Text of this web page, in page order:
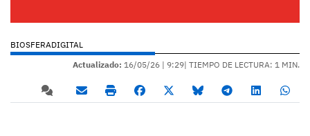
BIOSFERADIGITAL
Actualizado: 16/05/26 | 9:29| TIEMPO DE LECTURA: 1 MIN.